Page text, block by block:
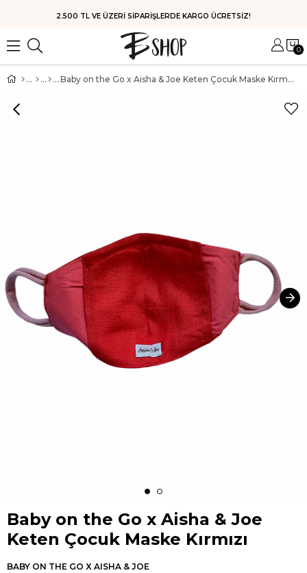
HIZLI KARGO
0
Baby on the Go x Aisha & Joe Keten Çocuk Maske Kırmızı
Baby on the Go x Aisha & Joe
Keten Çocuk Maske Kırmızı
BABY ON THE GO X AISHA & JOE